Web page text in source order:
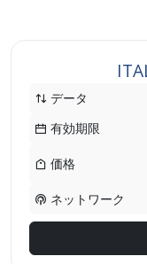
データ
有効期限
価格
ネットワーク